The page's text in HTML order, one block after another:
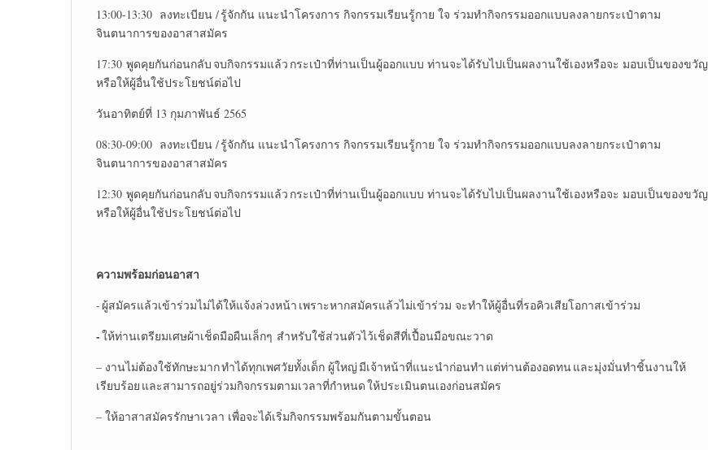
13:00-13:30 ลงทะเบียน / รู้จักกัน แนะนำโครงการ กิจกรรมเรียนรู้กาย ใจ ร่วมทำกิจกรรมออกแบบลงลายกระเป๋าตาม
จินตนาการของอาสาสมัคร
17:30 พูดคุยกันก่อนกลับ จบกิจกรรมแล้ว กระเป๋าที่ท่านเป็นผู้ออกแบบ ท่านจะได้รับไปเป็นผลงานใช้เองหรือจะ มอบเป็นของขวัญ
หรือให้ผู้อื่นใช้ประโยชน์ต่อไป
วันอาทิตย์ที่ 13 กุมภาพันธ์ 2565
08:30-09:00 ลงทะเบียน / รู้จักกัน แนะนำโครงการ กิจกรรมเรียนรู้กาย ใจ ร่วมทำกิจกรรมออกแบบลงลายกระเป๋าตาม
จินตนาการของอาสาสมัคร
12:30 พูดคุยกันก่อนกลับ จบกิจกรรมแล้ว กระเป๋าที่ท่านเป็นผู้ออกแบบ ท่านจะได้รับไปเป็นผลงานใช้เองหรือจะ มอบเป็นของขวัญ
หรือให้ผู้อื่นใช้ประโยชน์ต่อไป
ความพร้อมก่อนอาสา
- ผู้สมัครแล้วเข้าร่วมไม่ได้ให้แจ้งล่วงหน้า เพราะหากสมัครแล้วไม่เข้าร่วม จะทำให้ผู้อื่นที่รอคิวเสียโอกาสเข้าร่วม
-ให้ท่านเตรียมเศษผ้าเช็ดมือผืนเล็กๆ สำหรับใช้ส่วนตัวไว้เช็ดสีที่เปื้อนมือขณะวาด
– งานไม่ต้องใช้ทักษะมาก ทำได้ทุกเพศวัยทั้งเด็ก ผู้ใหญ่ มีเจ้าหน้าที่แนะนำก่อนทำ แต่ท่านต้องอดทน และมุ่งมั่นทำชิ้นงานให้
เรียบร้อย และสามารถอยู่ร่วมกิจกรรมตามเวลาที่กำหนด ให้ประเมินตนเองก่อนสมัคร
– ให้อาสาสมัครรักษาเวลา เพื่อจะได้เริ่มกิจกรรมพร้อมกันตามขั้นตอน